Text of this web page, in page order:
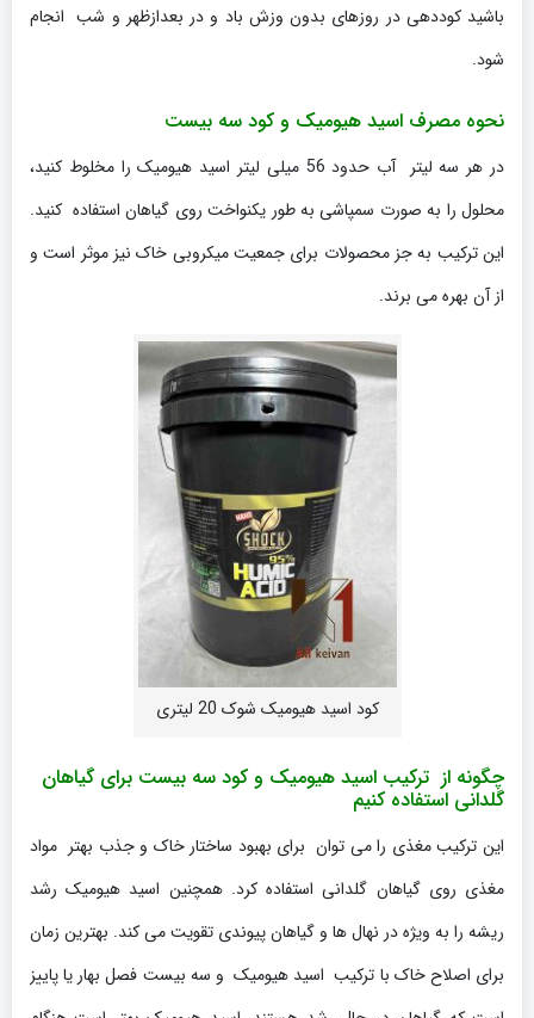
باشید کوددهی در روزهای بدون وزش باد و در بعدازظهر و شب انجام
شود.
نحوه مصرف اسید هیومیک و کود سه بیست
در هر سه لیتر آب حدود 56 میلی لیتر اسید هیومیک را مخلوط کنید،
محلول را به صورت سمپاشی به طور یکنواخت روی گیاهان استفاده کنید.
این ترکیب به جز محصولات برای جمعیت میکروبی خاک نیز موثر است و
از آن بهره می برند.
کود اسید هیومیک شوک 20 لیتری
چگونه از ترکیب اسید هیومیک و کود سه بیست برای گیاهان
گلدانی استفاده کنیم
این ترکیب مغذی را می توان برای بهبود ساختار خاک و جذب بهتر مواد
مغذی روی گیاهان گلدانی استفاده کرد. همچنین اسید هیومیک رشد
ریشه را به ویژه در نهال ها و گیاهان پیوندی تقویت می کند. بهترین زمان
برای اصلاح خاک با ترکیب اسید هیومیک و سه بیست فصل بهار یا پاییز